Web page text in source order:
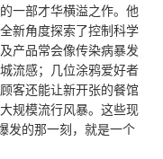
一部才华横溢之作。他
新角度探索了控制科学
产品常会像传染病暴发
流感；几位涂鸦爱好者
客还能让新开张的餐馆
规模流行风暴。这些现
发的那一刻，就是一个